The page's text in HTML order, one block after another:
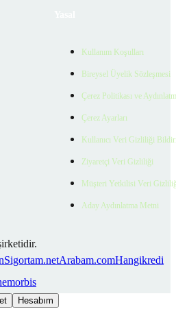
Kullanım Koşulları
Bireysel Üyelik Sözleşmesi
Çerez Politikası ve
Çerez Ayarları
Kullanıcı Veri Gizliliği
Ziyaretçi Veri Gizliliği
Müşteri Yetkilisi Veri
Aday Aydınlatma Metni
Sigortam.netArabam.comHangikredi
Hesabım